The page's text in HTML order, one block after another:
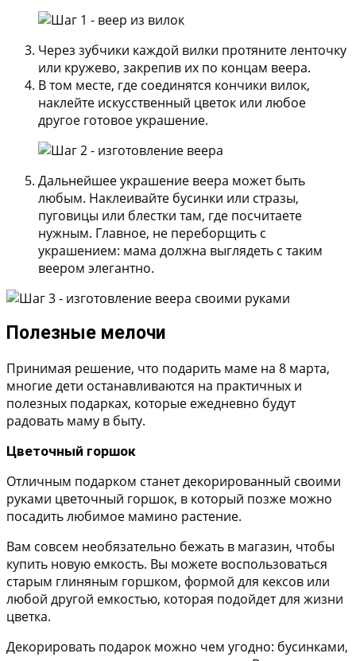
Через зубчики каждой вилки протяните ленточку
или кружево, закрепив их по концам веера.
В том месте, где соединятся кончики вилок,
наклейте искусственный цветок или любое
другое готовое украшение.
Дальнейшее украшение веера может быть
любым. Наклеивайте бусинки или стразы,
пуговицы или блестки там, где посчитаете
нужным. Главное, не переборщить с
украшением: мама должна выглядеть с таким
веером элегантно.
Полезные мелочи
Принимая решение, что подарить маме на 8 марта,
многие дети останавливаются на практичных и
полезных подарках, которые ежедневно будут
радовать маму в быту.
Цветочный горшок
Отличным подарком станет декорированный своими
руками цветочный горшок, в который позже можно
посадить любимое мамино растение.
Вам совсем необязательно бежать в магазин, чтобы
купить новую емкость. Вы можете воспользоваться
старым глиняным горшком, формой для кексов или
любой другой емкостью, которая подойдет для жизни
цветка.
Декорировать подарок можно чем угодно: бусинками,